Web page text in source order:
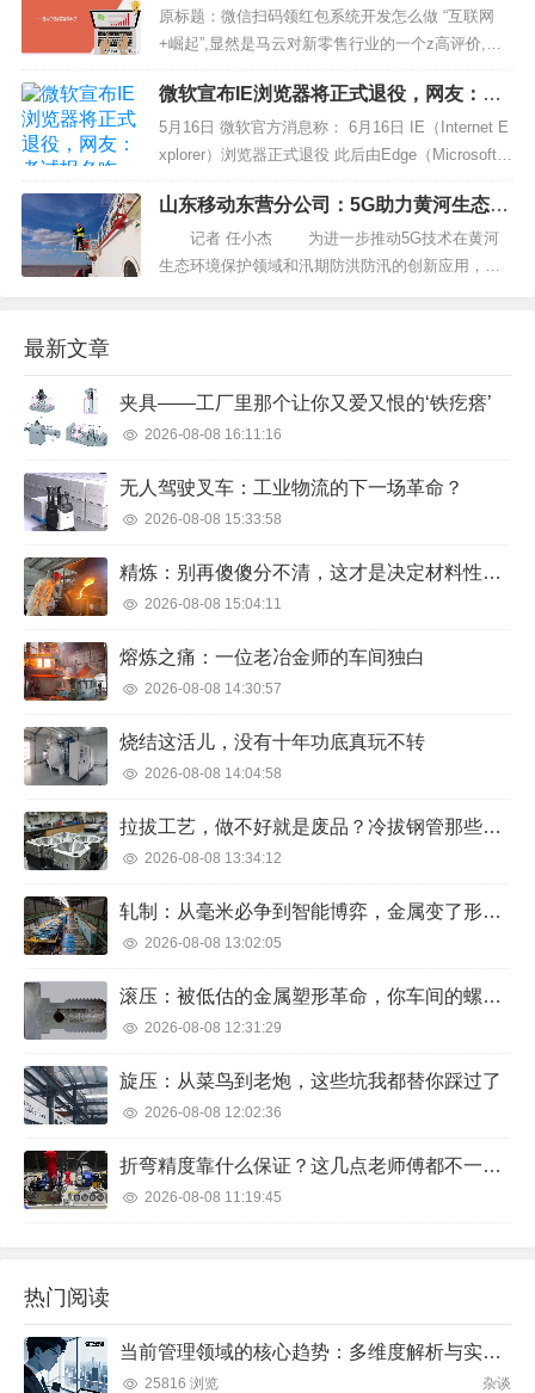
原标题：微信扫码领红包系统开发怎么做 “互联网
+崛起”,显然是马云对新零售行业的一个z高评价,但
是普通人如何能够抓住这一次的“互联网+红包”新风
口,不妨抓紧了解一下扫码领红包系统 一：扫码领红
包小程序系统基础版满足企业商家基本的营销需
求，直接返现红包给消费者。...
微软宣布IE浏览器将正式退役，网友：考
试报名咋办？
5月16日 微软官方消息称： 6月16日 IE（Internet E
xplorer）浏览器正式退役 此后由Edge（Microsoft E
dge）接力 （截图自微软Edge浏览器官方微博） 消
息一出引发网友热议 部分用户对于...
山东移动东营分公司：5G助力黄河生态风
景廊道建设
记者 任小杰 为进一步推动5G技术在黄河
生态环境保护领域和汛期防洪防汛的创新应用，山
新模式，发挥信息技术优势，全力助力...
最新文章
夹具——工厂里那个让你又爱又恨的‘铁疙瘩’
2026-08-08 16:11:16
无人驾驶叉车：工业物流的下一场革命？
2026-08-08 15:33:58
精炼：别再傻傻分不清，这才是决定材料性能的隐形冠军
2026-08-08 15:04:11
熔炼之痛：一位老冶金师的车间独白
2026-08-08 14:30:57
烧结这活儿，没有十年功底真玩不转
2026-08-08 14:04:58
拉拔工艺，做不好就是废品？冷拔钢管那些年我们踩过的坑
2026-08-08 13:34:12
轧制：从毫米必争到智能博弈，金属变了形，人操碎了心
2026-08-08 13:02:05
滚压：被低估的金属塑形革命，你车间的螺栓强度可能正在浪费
2026-08-08 12:31:29
旋压：从菜鸟到老炮，这些坑我都替你踩过了
2026-08-08 12:02:36
折弯精度靠什么保证？这几点老师傅都不一定全知道
2026-08-08 11:19:45
热门阅读
当前管理领域的核心趋势：多维度解析与实践方向
25816 浏览 杂谈